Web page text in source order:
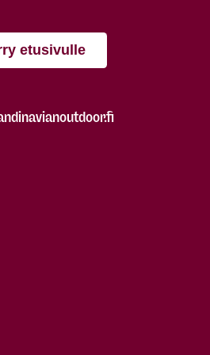
etusivulle